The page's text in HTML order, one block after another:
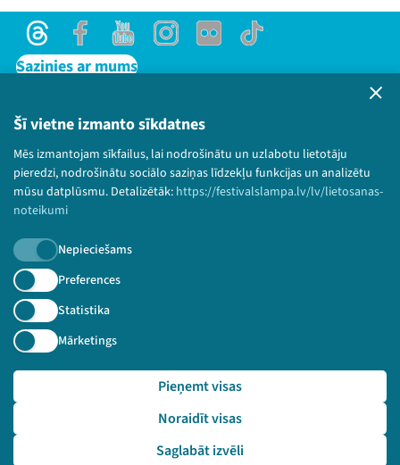
Šī vietne izmanto sīkdatnes
Mēs izmantojam sīkfailus, lai nodrošinātu un uzlabotu lietotāju
pieredzi, nodrošinātu sociālo saziņas līdzekļu funkcijas un analizētu
mūsu datplūsmu. Detalizētāk: https://festivalslampa.lv/lv/lietosanas-
noteikumi
Nepieciešams
Preferences
Statistika
Mārketings
Saglabāt izvēli
Noraidīt visas
Pieņemt visas
ThreadsFacebookYoutubeInstagram
Flick TikTok
Sazinies ar mums
Lietošanas noteikumi un sīkdatņu politika
Bērnu aizsardzības politika
© 2026 Sarunu festivāls LAMPA Visas tiesības
paturētas.
Piesakies jaunumiem!
Nepalaid garām aktuālāko informāciju!
Pieteikties
🔗 https://festivalslampa.lv/lv/dalibnieki/5655